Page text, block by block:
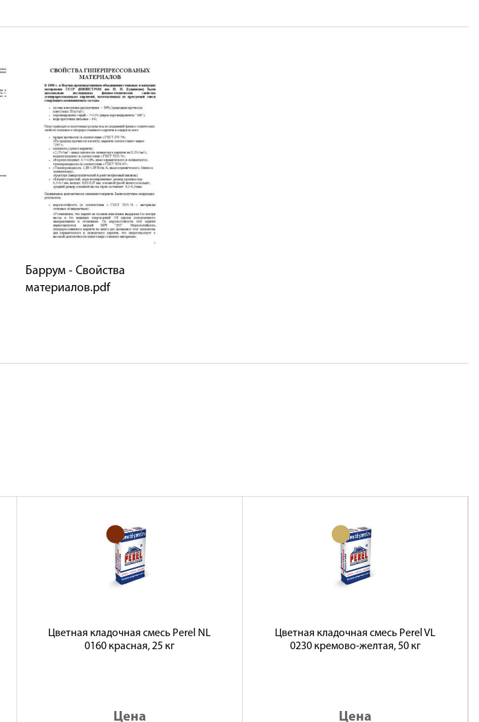
Баррум - Свойства
материалов.pdf
Цветная кладочная смесь Perel NL
0160 красная, 25 кг
Цена
Цветная кладочная смесь Perel VL
0230 кремово-желтая, 50 кг
Цена